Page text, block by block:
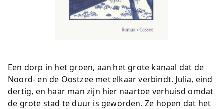
Een dorp in het groen, aan het grote kanaal dat de
Noord- en de Oostzee met elkaar verbindt. Julia, eind
dertig, en haar man zijn hier naartoe verhuisd omdat
de grote stad te duur is geworden. Ze hopen dat het